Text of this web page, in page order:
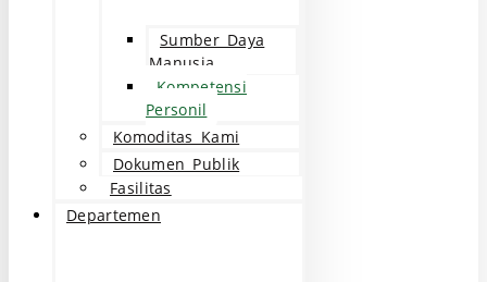
Sumber Daya
Manusia
Kompetensi
Personil
Komoditas Kami
Dokumen Publik
Fasilitas
Departemen